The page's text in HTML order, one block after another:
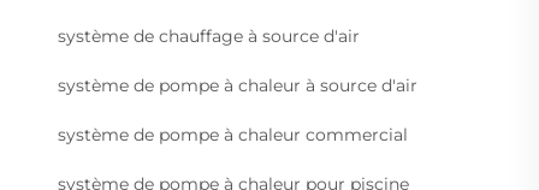
système de chauffage à source d'air
système de pompe à chaleur à source d'air
système de pompe à chaleur commercial
système de pompe à chaleur pour piscine